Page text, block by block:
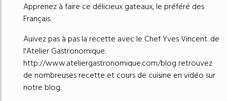
Apprenez à faire ce délicieux gateaux, le préféré des
Français.
Auivez pas à pas la recette avec le Chef Yves Vincent. de
l'Atelier Gastronomique.
http://www.ateliergastronomique.com/blog retrouvez
de nombreuses recette et cours de cuisine en vidéo sur
notre blog.